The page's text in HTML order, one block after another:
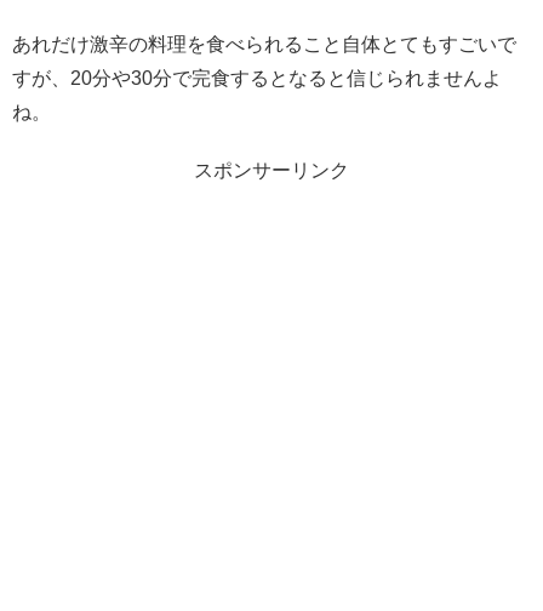
あれだけ激辛の料理を食べられること自体とてもすごいで
すが、20分や30分で完食するとなると信じられませんよ
ね。
スポンサーリンク